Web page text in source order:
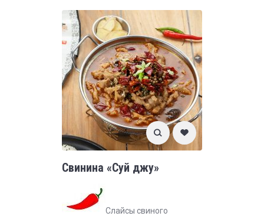
Свинина «Суй джу»
Слайсы свиного